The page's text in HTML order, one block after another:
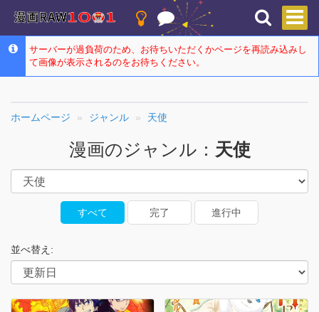
サーバーが過負荷のため、お待ちいただくかページを再読み込みし
て画像が表示されるのをお待ちください。
ホームページ ジャンル 天使
漫画のジャンル： 天使
すべて 完了 進行中
並べ替え: